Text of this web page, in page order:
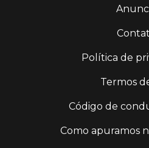
Política de
Termos
Código de
Como apuramos